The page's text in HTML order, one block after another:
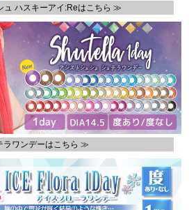
ュ ハスキーアイ:Reはこちら ≫
ラワンデーはこちら ≫